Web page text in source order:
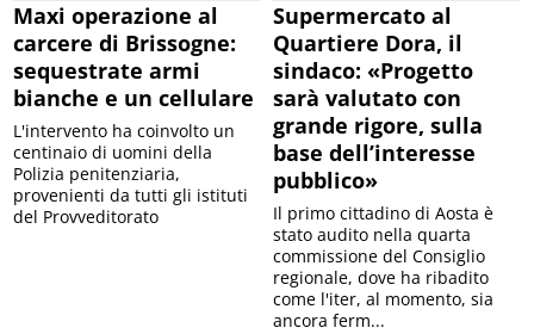
Maxi operazione al
carcere di Brissogne:
sequestrate armi
bianche e un cellulare
L'intervento ha coinvolto un
centinaio di uomini della
Polizia penitenziaria,
provenienti da tutti gli istituti
del Provveditorato
Supermercato al
Quartiere Dora, il
sindaco: «Progetto
sarà valutato con
grande rigore, sulla
base dell’interesse
pubblico»
Il primo cittadino di Aosta è
stato audito nella quarta
commissione del Consiglio
regionale, dove ha ribadito
come l'iter, al momento, sia
ancora ferm...